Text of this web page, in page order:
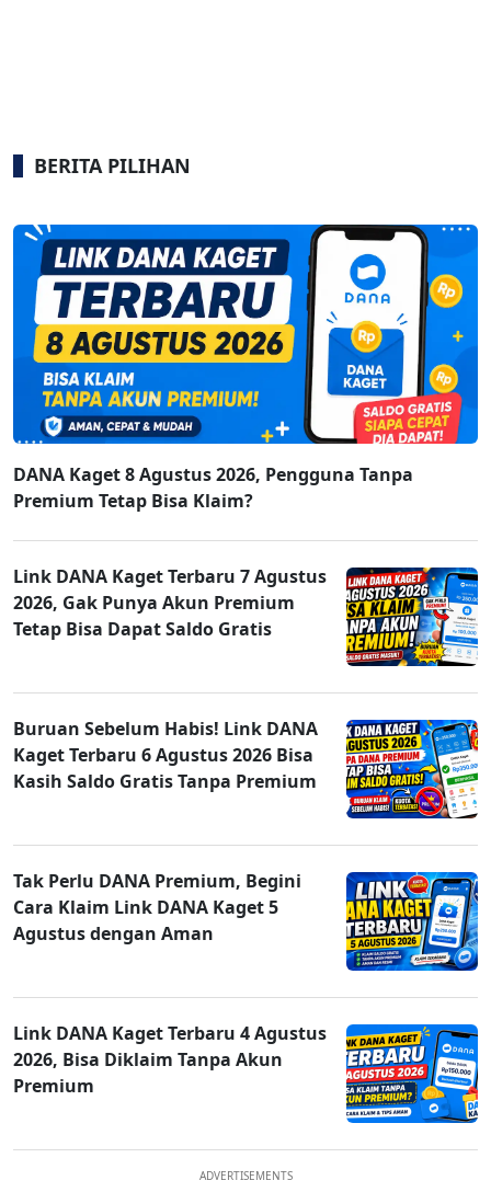
BERITA PILIHAN
DANA Kaget 8 Agustus 2026, Pengguna Tanpa
Premium Tetap Bisa Klaim?
Link DANA Kaget Terbaru 7 Agustus
2026, Gak Punya Akun Premium
Tetap Bisa Dapat Saldo Gratis
Buruan Sebelum Habis! Link DANA
Kaget Terbaru 6 Agustus 2026 Bisa
Kasih Saldo Gratis Tanpa Premium
Tak Perlu DANA Premium, Begini
Cara Klaim Link DANA Kaget 5
Agustus dengan Aman
Link DANA Kaget Terbaru 4 Agustus
2026, Bisa Diklaim Tanpa Akun
Premium
ADVERTISEMENTS